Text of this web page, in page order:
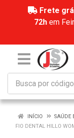
Frete
72hem
INÍCIO SAÚDE
FIO DENTAL HILLO